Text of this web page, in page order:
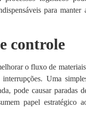
para manter
controle
o fluxo de
Uma
pode causar paradas
papel estratégico